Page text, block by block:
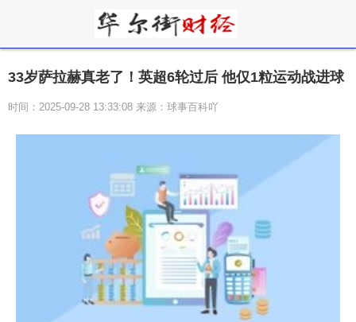
33岁萨拉赫真老了！英超6轮过后 他仅1粒运动战进球
时间：2025-09-28 13:33:08 来源：球事百科吖